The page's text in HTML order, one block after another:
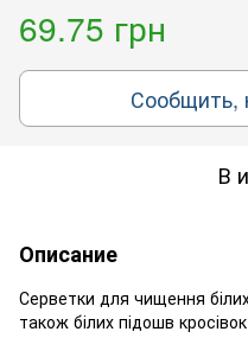
69.75 грн
Сообщить,
В
Описание
Серветки для чищення
також білих підошв